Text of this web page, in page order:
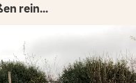
rein...